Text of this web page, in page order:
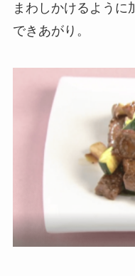
まわしかけるように
できあがり。